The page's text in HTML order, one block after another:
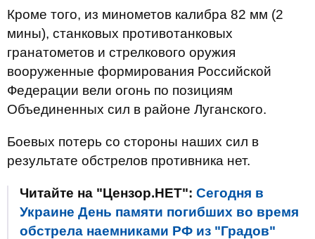
Кроме того, из минометов калибра 82 мм (2
мины), станковых противотанковых
гранатометов и стрелкового оружия
вооруженные формирования Российской
Федерации вели огонь по позициям
Объединенных сил в районе Луганского.
Боевых потерь со стороны наших сил в
результате обстрелов противника нет.
Читайте на "Цензор.НЕТ": Сегодня в
Украине День памяти погибших во время
обстрела наемниками РФ из "Градов"